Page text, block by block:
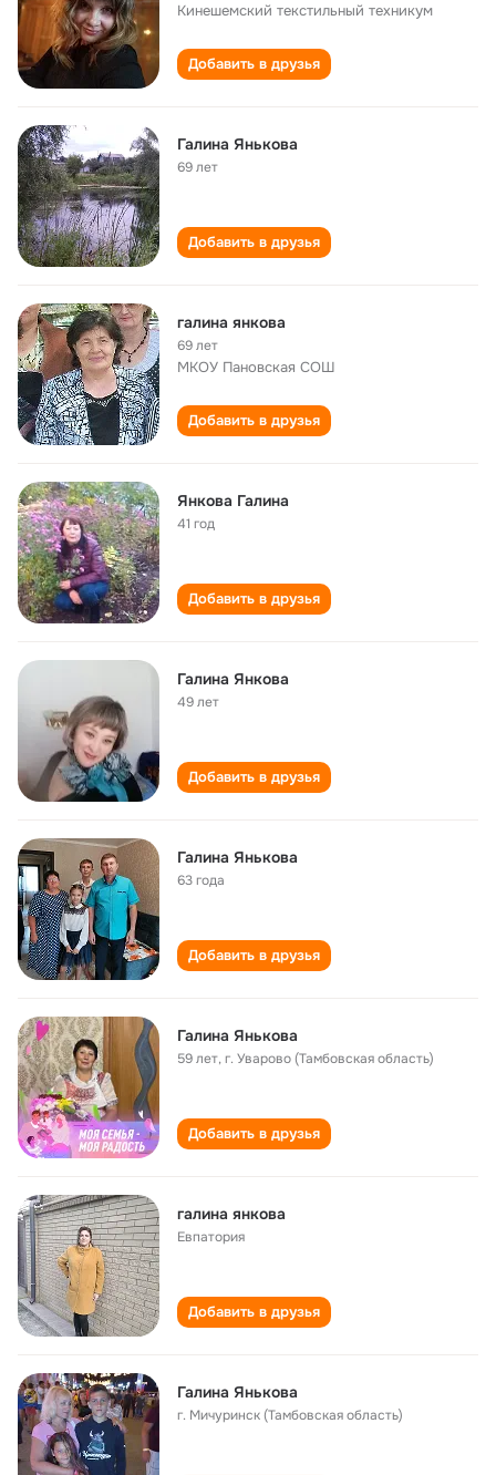
Кинешемский текстильный техникум
Добавить в друзья
Галина Янькова
69 лет
Добавить в друзья
галина янкова
69 лет
МКОУ Пановская СОШ
Добавить в друзья
Янкова Галина
41 год
Добавить в друзья
Галина Янкова
49 лет
Добавить в друзья
Галина Янькова
63 года
Добавить в друзья
Галина Янькова
59 лет,г. Уварово (Тамбовская область)
Добавить в друзья
галина янкова
Евпатория
Добавить в друзья
Галина Янькова
г. Мичуринск (Тамбовская область)